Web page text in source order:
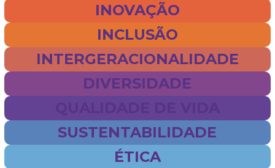
INOVAÇÃO
INCLUSÃO
INTERGERACIONALIDADE
DIVERSIDADE
SUSTENTABILIDADE
ÉTICA